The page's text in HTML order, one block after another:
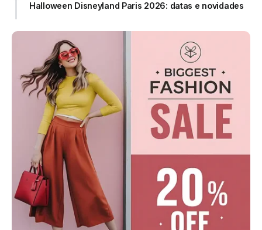
Halloween Disneyland Paris 2026: datas e novidades